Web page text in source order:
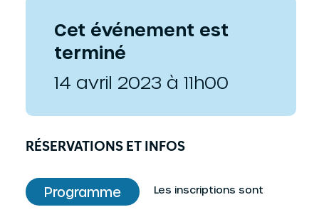
Cet événement est
terminé
14 avril 2023 à 11h00
RÉSERVATIONS ET INFOS
Programme Les inscriptions sont